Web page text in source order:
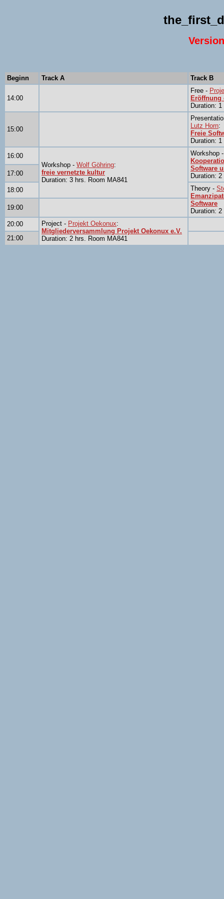
Beginn Track A Track B
14:00
Free -
Eröffnung
Duration:
15:00
Lutz Horn:
Freie
Duration:
16:00
Workshop - Wolf Göhring:
freie vernetzte kultur
Duration: 3 hrs. Room MA841
Workshop
Software
Duration:
17:00
18:00 Theory -
Software
Duration:
19:00
20:00 Project - Projekt Oekonux:
Mitgliederversammlung Projekt Oekonux e.V.
Duration: 2 hrs. Room MA841
21:00